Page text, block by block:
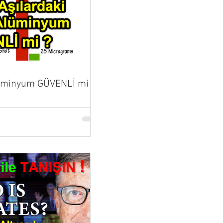
GÜVENLİ mi ?